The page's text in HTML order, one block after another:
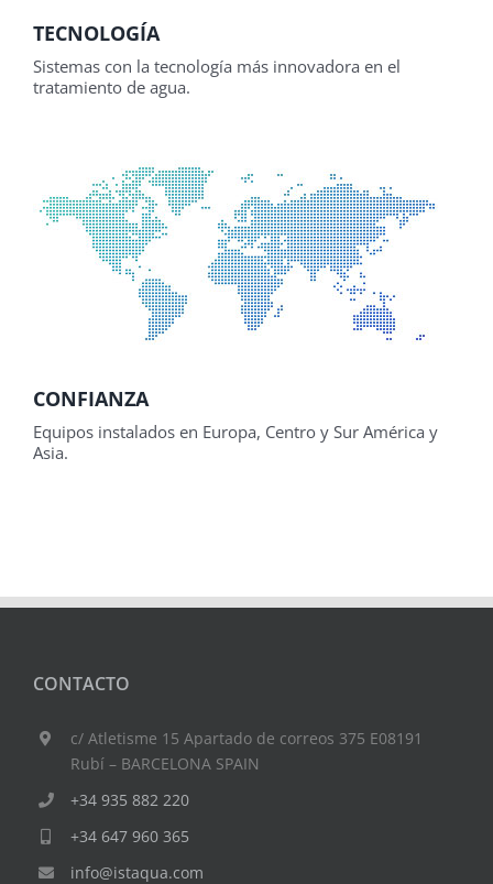
TECNOLOGÍA
Sistemas con la tecnología más innovadora en el
tratamiento de agua.
CONFIANZA
Equipos instalados en Europa, Centro y Sur América y
Asia.
CONTACTO
c/ Atletisme 15 Apartado de correos 375 E08191
Rubí – BARCELONA SPAIN
+34 935 882 220
+34 647 960 365
info@istaqua.com